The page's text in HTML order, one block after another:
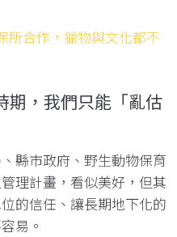
所合作，獵物與文化都不
期，我們只能「亂估
縣市政府、野生動物保育
理計畫，看似美好，但其
的信任、讓長期地下化的
易。